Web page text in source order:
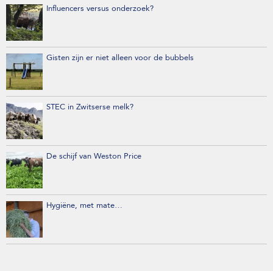
Influencers versus onderzoek?
Gisten zijn er niet alleen voor de bubbels
STEC in Zwitserse melk?
De schijf van Weston Price
Hygiëne, met mate…